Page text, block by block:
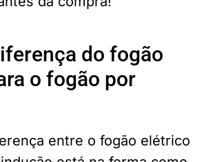
do fogão
o fogão por
entre o fogão elétrico